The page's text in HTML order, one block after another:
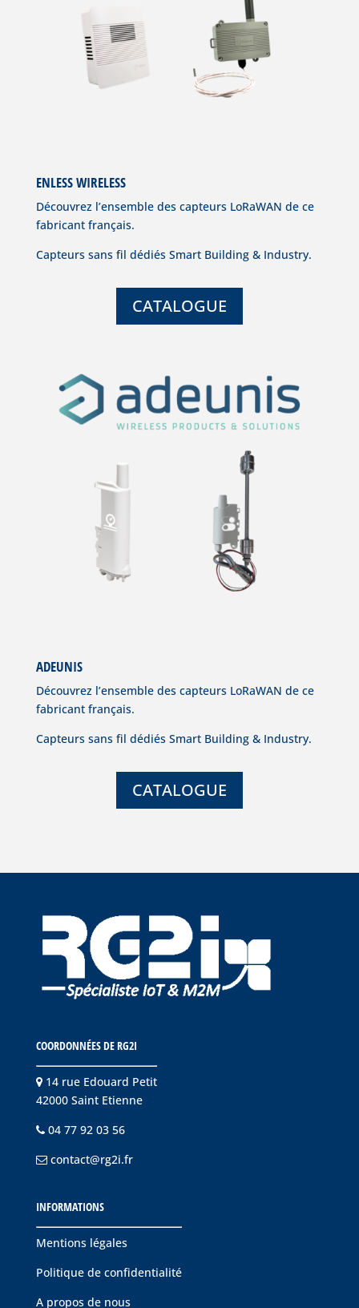
ENLESS WIRELESS
Découvrez l’ensemble des capteurs LoRaWAN de ce
fabricant français.
Capteurs sans fil dédiés Smart Building & Industry.
CATALOGUE
ADEUNIS
Découvrez l’ensemble des capteurs LoRaWAN de ce
fabricant français.
Capteurs sans fil dédiés Smart Building & Industry.
CATALOGUE
COORDONNÉES DE RG2I
14 rue Edouard Petit
42000 Saint Etienne
04 77 92 03 56
contact@rg2i.fr
INFORMATIONS
Mentions légales
Politique de confidentialité
A propos de nous